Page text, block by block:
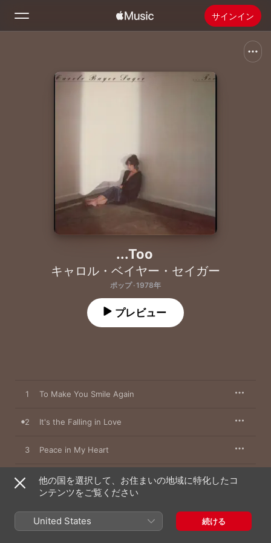
サインイン
ホーム
...Too
キャロル・ベイヤー・セイガー
ポップ · 1978年
プレビュー
1 To Make You Smile Again
2 It's the Falling in Love
3 Peace in My Heart
4 Shadows
6 There's Something About You
他の国を選択して、お住まいの地域に特化したコ
ンテンツをご覧ください
United States 続ける